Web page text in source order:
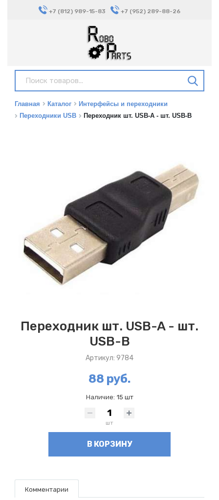
+7 (812) 989-15-83 +7 (952) 289-88-26
Главная Каталог
Интерфейсы и переходники
Переходники USB
Переходник шт. USB-A - шт. USB-B
Переходник шт. USB-A - шт.
USB-B
Артикул: 9784
88 руб.
Наличие: 15 шт
шт
В КОРЗИНУ
Комментарии